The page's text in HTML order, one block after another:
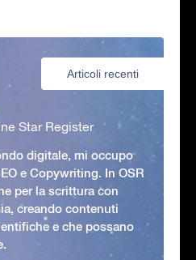
Articoli recenti
Star Register
digitale, mi occupo
e Copywriting. In OSR
per la scrittura con
creando contenuti
e che possano